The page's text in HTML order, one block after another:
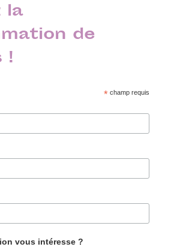
la
de
!
* champ requis
vous intéresse ?